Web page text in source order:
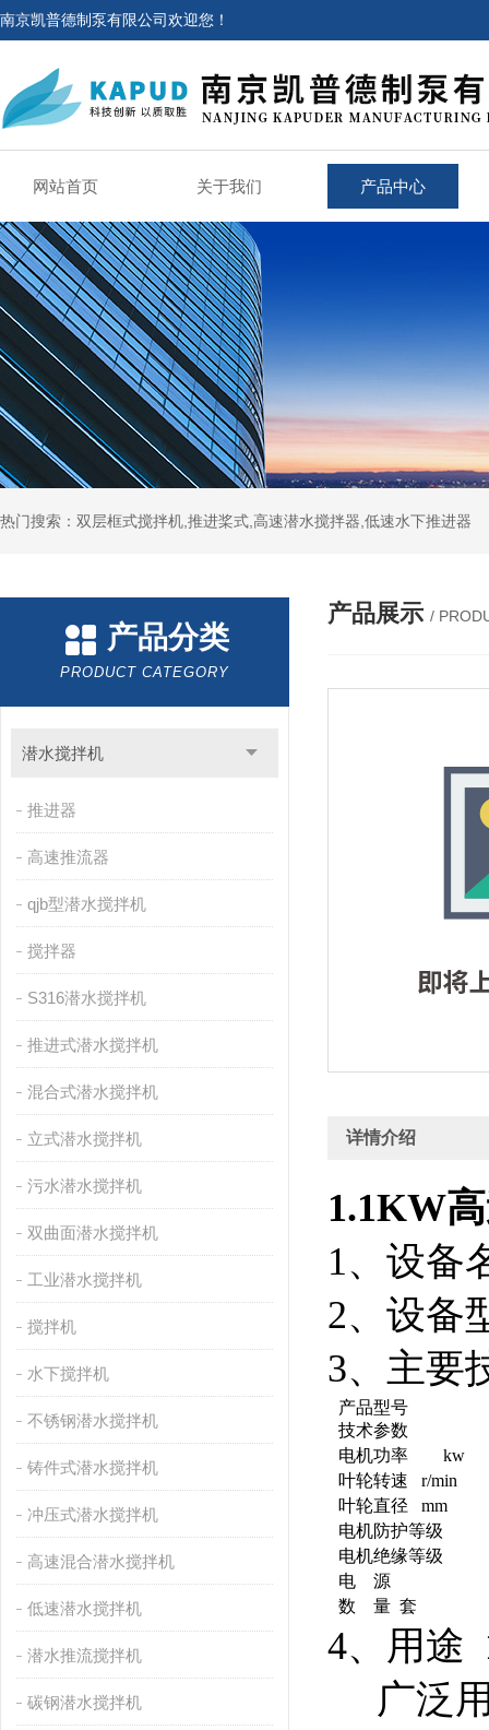
南京凯普德制泵有限公司欢迎您！
网站首页 关于我们 产品中心
热门搜索：双层框式搅拌机,推进桨式,高速潜水搅拌器,低速水下推进器
产品分类
PRODUCT CATEGORY
潜水搅拌机
推进器
高速推流器
qjb型潜水搅拌机
搅拌器
S316潜水搅拌机
推进式潜水搅拌机
混合式潜水搅拌机
立式潜水搅拌机
污水潜水搅拌机
双曲面潜水搅拌机
工业潜水搅拌机
搅拌机
水下搅拌机
不锈钢潜水搅拌机
铸件式潜水搅拌机
冲压式潜水搅拌机
高速混合潜水搅拌机
低速潜水搅拌机
潜水推流搅拌机
碳钢潜水搅拌机
产品展示 /
详情介绍
1.1KW
1、设
2、设备
3、主要
产品型号
技术参数
电机功率 kw
叶轮转速 r/min
叶轮直径 mm
电机防护等级
电机绝缘等级
电 源
数 量 套
4、用途
广泛用